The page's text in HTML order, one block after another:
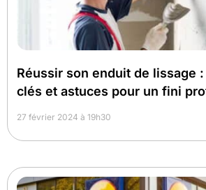
Réussir son enduit de lissage
clés et astuces pour un fini
27 février 2024 à 19h30